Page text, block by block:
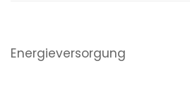
Energieversorgung